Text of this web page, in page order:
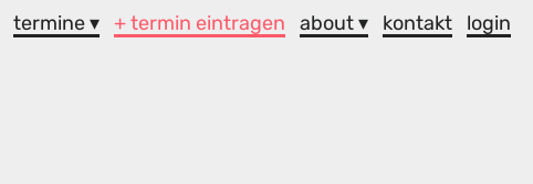
termine ▾ + termin eintragen about ▾ kontakt login